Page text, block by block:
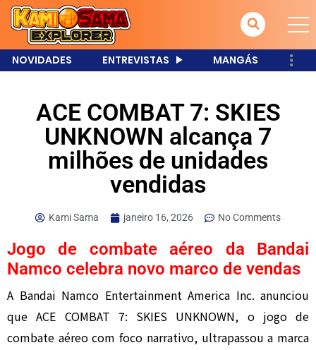
NOVIDADES ENTREVISTAS MANGÁS
ACE COMBAT 7: SKIES
UNKNOWN alcança 7
milhões de unidades
vendidas
Kami Sama janeiro 16, 2026 No Comments
Jogo de combate aéreo da Bandai
Namco celebra novo marco de vendas
A Bandai Namco Entertainment America Inc. anunciou
que ACE COMBAT 7: SKIES UNKNOWN, o jogo de
combate aéreo com foco narrativo, ultrapassou a marca